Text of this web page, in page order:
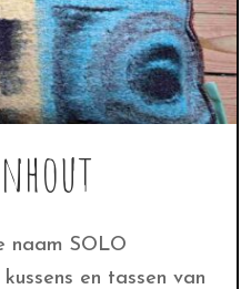
naam SOLO
en tassen van